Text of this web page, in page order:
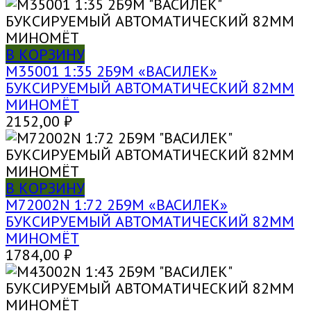
В КОРЗИНУ
M35001 1:35 2Б9М «ВАСИЛЕК»
БУКСИРУЕМЫЙ АВТОМАТИЧЕСКИЙ 82ММ
МИНОМЁТ
2152,00 ₽
В КОРЗИНУ
M72002N 1:72 2Б9М «ВАСИЛЕК»
БУКСИРУЕМЫЙ АВТОМАТИЧЕСКИЙ 82ММ
МИНОМЁТ
1784,00 ₽